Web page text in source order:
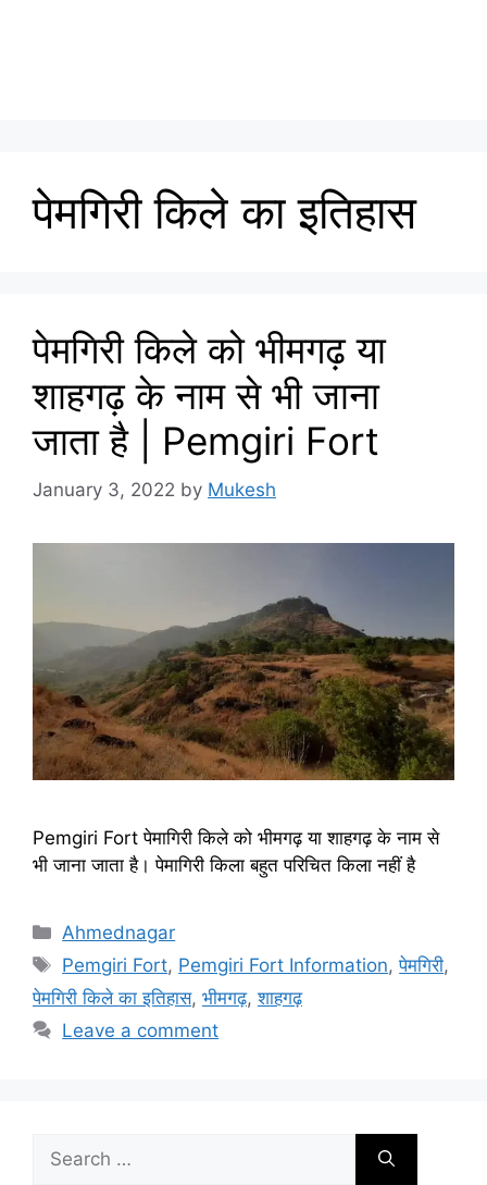
पेमगिरी किले का इतिहास
पेमगिरी किले को भीमगढ़ या
शाहगढ़ के नाम से भी जाना
जाता है | Pemgiri Fort
January 3, 2022 by Mukesh
Pemgiri Fort पेमागिरी किले को भीमगढ़ या शाहगढ़ के नाम से
भी जाना जाता है। पेमागिरी किला बहुत परिचित किला नहीं है
Categories
Ahmednagar
Tags
Pemgiri Fort, Pemgiri Fort Information,पेमगिरी,
पेमगिरी किले का इतिहास, भीमगढ़,शाहगढ़
Leave a comment
for: